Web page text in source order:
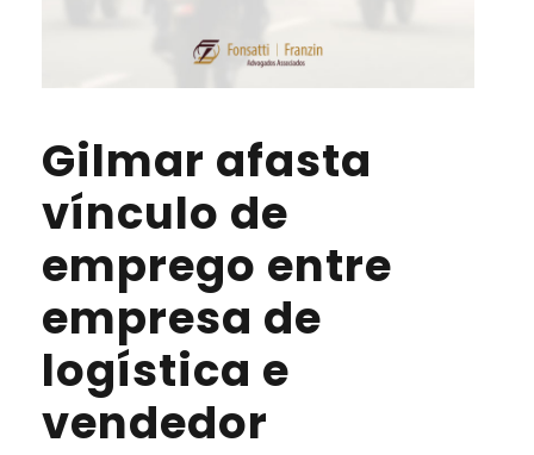
Gilmar afasta
vínculo de
emprego entre
empresa de
logística e
vendedor